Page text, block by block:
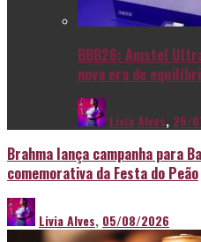
BBB26: Amstel
nova era de
Livia Alves, 26/
Brahma lança campanha para
comemorativa da Festa do Peão
Livia Alves, 05/08/2026